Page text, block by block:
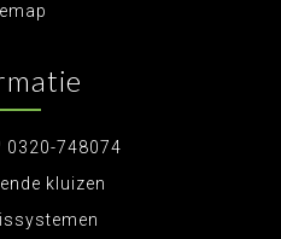
0320-748074
kluizen